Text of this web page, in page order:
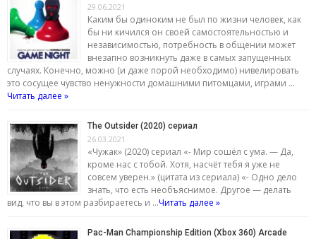
29.06.2021
Каким бы одиноким не был по жизни человек, как
бы ни кичился он своей самостоятельностью и
независимостью, потребность в общении может
внезапно возникнуть даже в самых запущенных
случаях. Конечно, можно (и даже порой необходимо) нивелировать
это сосущее чувство ненужности домашними питомцами, играми …
Читать далее »
The Outsider (2020) сериал
26.03.2021
«Чужак» (2020) сериал «- Мир сошёл с ума. — Да,
кроме нас с тобой. Хотя, насчёт тебя я уже не
совсем уверен.» (цитата из сериала) «- Одно дело
знать, что есть необъяснимое. Другое — делать
вид, что вы в этом разбираетесь и …Читать далее »
Pac-Man Championship Edition (Xbox 360) Arcade